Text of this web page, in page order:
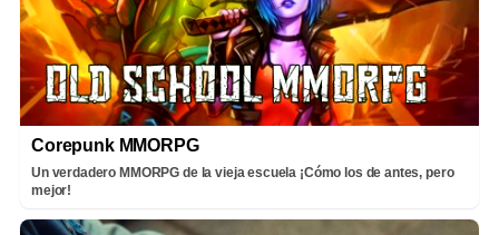
Corepunk MMORPG
Un verdadero MMORPG de la vieja escuela ¡Cómo los de antes, pero
mejor!